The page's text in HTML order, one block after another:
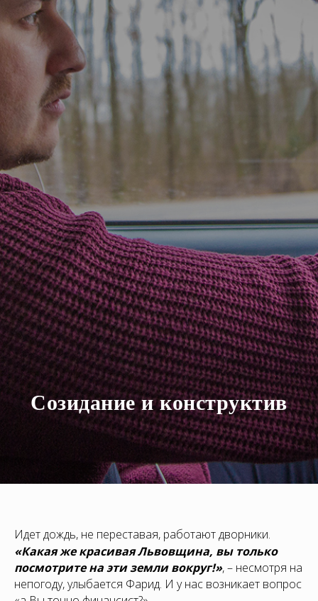
Созидание и конструктив
Идет дождь, не переставая, работают дворники.
«Какая же красивая Львовщина, вы только
посмотрите на эти земли вокруг!», – несмотря на
непогоду, улыбается Фарид. И у нас возникает вопрос